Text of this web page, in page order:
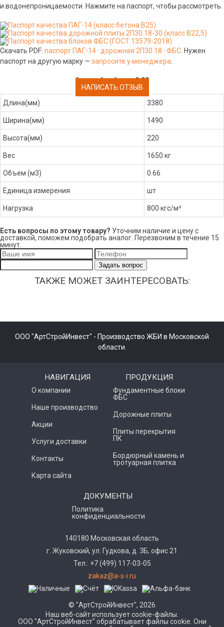
и водонепроницаемости. Нажмите на паспорт, чтобы рассмотреть.
Скачать PDF: паспорт ПАГ-14 · дорожная 2П30.18 · ФБС . Нужен
паспорт на другую марку — запросите у менеджера
Средний рейтинг:0.00
НАПИСАТЬ ОТЗЫВ
Длина(мм)
3380
Ширина(мм) 1490
Высота(мм) 220
Вес 1650 кг
Объем (м3) 0.66
Единица измерения шт
Нагрузка 800 кгс/м²
Есть вопросы по этому товару? Уточним наличие и цену с
доставкой, поможем подобрать аналог. Перезвоним в течение 15
минут.
Задать вопрос
ТАКЖЕ МОЖЕТ ЗАИНТЕРЕСОВАТЬ:
ООО "АртСтройИнвест" - Производство ЖБИ в Московской
области.
НАВИГАЦИЯ
О компании
Наше производство
Акции
Услуги доставки
Контакты
Карта сайта
ПРОДУКЦИЯ
Фундаментные блоки
ФБС
Дорожные плиты
Плиты перекрытия
ПК
Бордюрный камень и
тротуарная плитка
ДОКУМЕНТЫ
Политика
конфиденциальности
140180 Московская область
г. Жуковский, ул. Гудкова, д. 3Б, офис 21
Тел.: +7 (499) 117-03-05
zakaz@a-s-i.ru
© "АртСтройИнвест", 2026
Наш веб-сайт использует cookie-файлы.
ООО "АртСтройИнвест" обрабатывает файлы cookie. Они